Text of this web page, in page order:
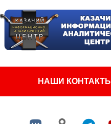
НАШИ КОНТАКТЫ